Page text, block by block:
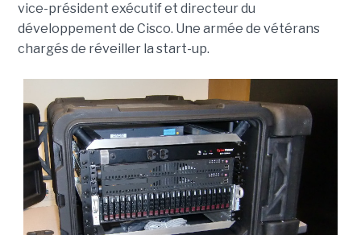
vice-président exécutif et directeur du
développement de Cisco. Une armée de vétérans
chargés de réveiller la start-up.